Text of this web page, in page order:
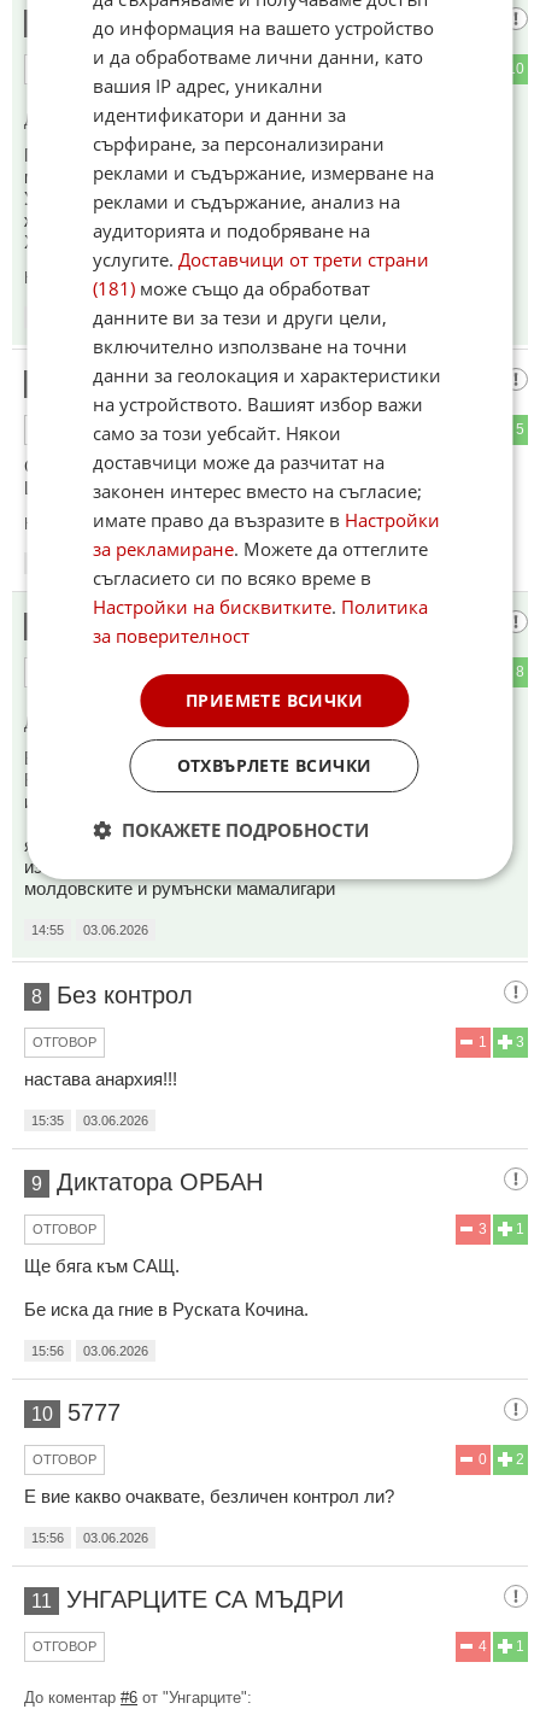
Хахаха
10
ОТГОВОР
До коментар#2от "Орбан в затвора":
Петер Мадяр е назначил дъщерята на Орбан за външен
министър на Унгария и е предложил Орбан на мястото на
Урсула. Затова Орбан "загуби" изборите. А каква
жълтопаветна еуфория беше въвФакти!
Хахахаха хахахаха хахахаха 😜🤣❗
Коментиран от
03.06.2026
Унгарците
5
ОТГОВОР
Са Мъдри !!!
Ще си върнат закарпатието без война !!!
Коментиран от#11
03.06.2026
Хи хи хи
8
До коментар от "Хахаха":
Виктор и ученика му Петер скалъпиха "загубата" на
Виктор......
и пуснаха урсулите и каите по пързалката
язък за мангизите дето ги хвърлиха да манипулират
изборите в Унгария......унгарците не са ..ъпи като
молдовските и румънски мамалигари
14:55 03.06.2026
8 Без контрол
3
1
ОТГОВОР
настава анархия!!!
15:35 03.06.2026
9 Диктатора ОРБАН
1
3
ОТГОВОР
Ще бяга към САЩ.
Бе иска да гние в Руската Кочина.
15:56 03.06.2026
10 5777
2
0
ОТГОВОР
Е вие какво очаквате, безличен контрол ли?
15:56 03.06.2026
11 УНГАРЦИТЕ СА МЪДРИ
1
4
ОТГОВОР
До коментар #6 от "Унгарците":
до информация на вашето устройство
и да обработваме лични данни, като
вашия IP адрес, уникални
идентификатори и данни за
сърфиране, за персонализирани
реклами и съдържание, измерване на
реклами и съдържание, анализ на
аудиторията и подобряване на
услугите.Доставчици от трети страни
(181) може също да обработват
данните ви за тези и други цели,
включително използване на точни
данни за геолокация и характеристики
на устройството. Вашият избор важи
само за този уебсайт. Някои
доставчици може да разчитат на
законен интерес вместо на съгласие;
имате право да възразите в Настройки
за рекламиране. Можете да оттеглите
съгласието си по всяко време в
Настройки на бисквитките. Политика
за поверителност
ПРИЕМЕТЕ ВСИЧКИ
ОТХВЪРЛЕТЕ ВСИЧКИ
ПОКАЖЕТЕ ПОДРОБНОСТИ